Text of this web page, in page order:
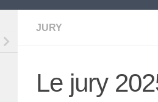
JURY
Le jury